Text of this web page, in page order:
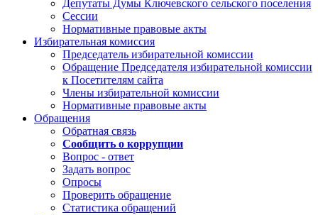
Депутаты Думы Ключевского сельского поселения
Сессии
Нормативные правовые акты
Избирательная комиссия
Председатель избирательной комиссии
Обращение Председателя избирательной комиссии
к Посетителям сайта
Члены избирательной комиссии
Нормативные правовые акты
Обращения
Обратная связь
Сообщить о коррупции
Вопрос - ответ
Задать вопрос
Опросы
Проверить обращение
Статистика обращений